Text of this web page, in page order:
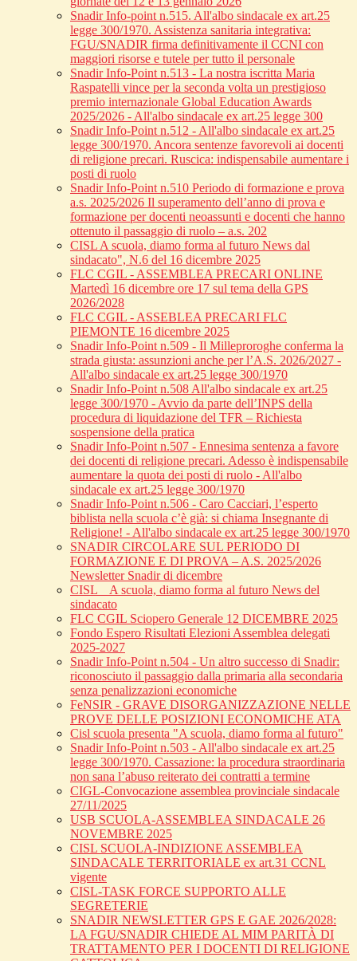
Snadir Info-point n.515. All'albo sindacale ex art.25
legge 300/1970. Assistenza sanitaria integrativa:
FGU/SNADIR firma definitivamente il CCNI con
maggiori risorse e tutele per tutto il personale
Snadir Info-Point n.513 - La nostra iscritta Maria
Raspatelli vince per la seconda volta un prestigioso
premio internazionale Global Education Awards
2025/2026 - All'albo sindacale ex art.25 legge 300
Snadir Info-Point n.512 - All'albo sindacale ex art.25
legge 300/1970. Ancora sentenze favorevoli ai docenti
di religione precari. Ruscica: indispensabile aumentare i
posti di ruolo
Snadir Info-Point n.510 Periodo di formazione e prova
a.s. 2025/2026 Il superamento dell’anno di prova e
formazione per docenti neoassunti e docenti che hanno
ottenuto il passaggio di ruolo – a.s. 202
CISL A scuola, diamo forma al futuro News dal
sindacato", N.6 del 16 dicembre 2025
FLC CGIL - ASSEMBLEA PRECARI ONLINE
Martedì 16 dicembre ore 17 sul tema della GPS
2026/2028
FLC CGIL - ASSEBLEA PRECARI FLC
PIEMONTE 16 dicembre 2025
Snadir Info-Point n.509 - Il Milleproroghe conferma la
strada giusta: assunzioni anche per l’A.S. 2026/2027 -
All'albo sindacale ex art.25 legge 300/1970
Snadir Info-Point n.508 All'albo sindacale ex art.25
legge 300/1970 - Avvio da parte dell’INPS della
procedura di liquidazione del TFR – Richiesta
sospensione della pratica
Snadir Info-Point n.507 - Ennesima sentenza a favore
dei docenti di religione precari. Adesso è indispensabile
aumentare la quota dei posti di ruolo - All'albo
sindacale ex art.25 legge 300/1970
Snadir Info-Point n.506 - Caro Cacciari, l’esperto
biblista nella scuola c’è già: si chiama Insegnante di
Religione! - All'albo sindacale ex art.25 legge 300/1970
SNADIR CIRCOLARE SUL PERIODO DI
FORMAZIONE E DI PROVA – A.S. 2025/2026
Newsletter Snadir di dicembre
CISL _ A scuola, diamo forma al futuro News del
sindacato
FLC CGIL Sciopero Generale 12 DICEMBRE 2025
Fondo Espero Risultati Elezioni Assemblea delegati
2025-2027
Snadir Info-Point n.504 - Un altro successo di Snadir:
riconosciuto il passaggio dalla primaria alla secondaria
senza penalizzazioni economiche
FeNSIR - GRAVE DISORGANIZZAZIONE NELLE
PROVE DELLE POSIZIONI ECONOMICHE ATA
Cisl scuola presenta "A scuola, diamo forma al futuro"
Snadir Info-Point n.503 - All'albo sindacale ex art.25
legge 300/1970. Cassazione: la procedura straordinaria
non sana l’abuso reiterato dei contratti a termine
CIGL-Convocazione assemblea provinciale sindacale
27/11/2025
USB SCUOLA-ASSEMBLEA SINDACALE 26
NOVEMBRE 2025
CISL SCUOLA-INDIZIONE ASSEMBLEA
SINDACALE TERRITORIALE ex art.31 CCNL
vigente
CISL-TASK FORCE SUPPORTO ALLE
SEGRETERIE
SNADIR NEWSLETTER GPS E GAE 2026/2028:
LA FGU/SNADIR CHIEDE AL MIM PARITÀ DI
TRATTAMENTO PER I DOCENTI DI RELIGIONE